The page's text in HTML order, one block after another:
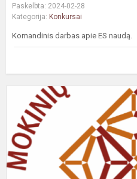
Paskelbta: 2024-02-28
Kategorija: Konkursai
Komandinis darbas apie ES naudą.